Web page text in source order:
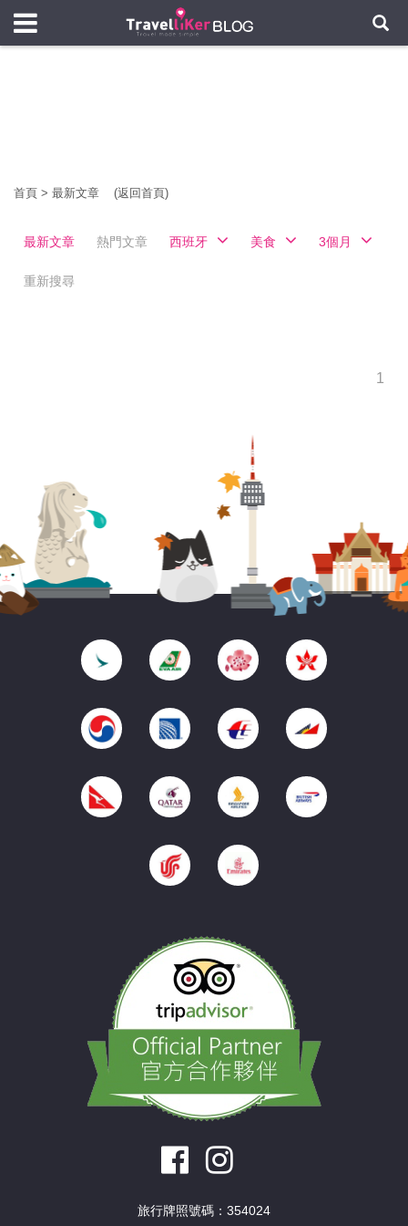
首頁 > 最新文章 (返回首頁)
最新文章 熱門文章 西班牙 美食 3個月
重新搜尋
1
旅行牌照號碼：354024